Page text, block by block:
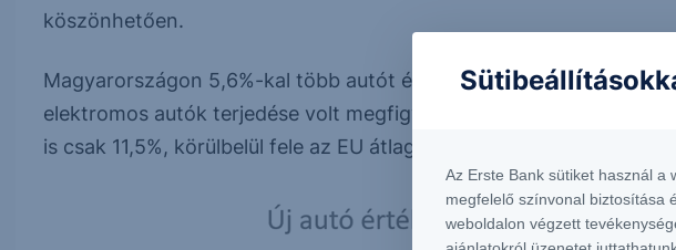
köszönhetően.
Magyarországon 5,6%-kal több autót értékesítettek, mint egy
elektromos autók terjedése volt megfigyelhető, eladásaik 65%-kal
is csak 11,5%, körülbelül fele az EU átlagnak.
Az Erste Bank sütiket használ a
megfelelő színvonal biztosítása
weboldalon végzett